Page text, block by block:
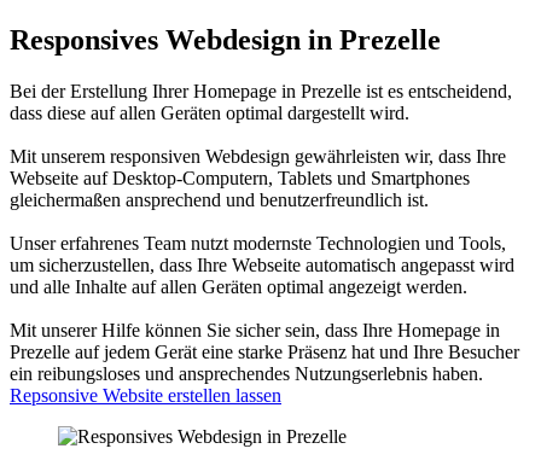
Responsives Webdesign in Prezelle
Bei der Erstellung Ihrer Homepage in Prezelle ist es entscheidend,
dass diese auf allen Geräten optimal dargestellt wird.
Mit unserem responsiven Webdesign gewährleisten wir, dass Ihre
Webseite auf Desktop-Computern, Tablets und Smartphones
gleichermaßen ansprechend und benutzerfreundlich ist.
Unser erfahrenes Team nutzt modernste Technologien und Tools,
um sicherzustellen, dass Ihre Webseite automatisch angepasst wird
und alle Inhalte auf allen Geräten optimal angezeigt werden.
Mit unserer Hilfe können Sie sicher sein, dass Ihre Homepage in
Prezelle auf jedem Gerät eine starke Präsenz hat und Ihre Besucher
ein reibungsloses und ansprechendes Nutzungserlebnis haben.
Repsonsive Website erstellen lassen